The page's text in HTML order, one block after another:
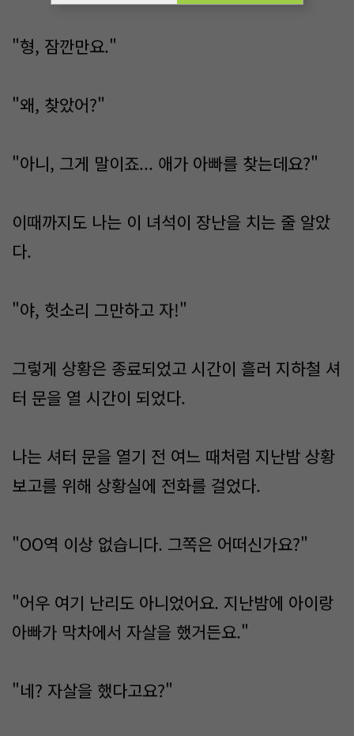
"형, 잠깐만요."
"왜, 찾았어?"
"아니, 그게 말이죠... 애가 아빠를 찾는데요?"
이때까지도 나는 이 녀석이 장난을 치는 줄 알았
다.
"야, 헛소리 그만하고 자!"
그렇게 상황은 종료되었고 시간이 흘러 지하철 셔
터 문을 열 시간이 되었다.
나는 셔터 문을 열기 전 여느 때처럼 지난밤 상황
보고를 위해 상황실에 전화를 걸었다.
"OO역 이상 없습니다. 그쪽은 어떠신가요?"
"어우 여기 난리도 아니었어요. 지난밤에 아이랑
아빠가 막차에서 자살을 했거든요."
"네? 자살을 했다고요?"